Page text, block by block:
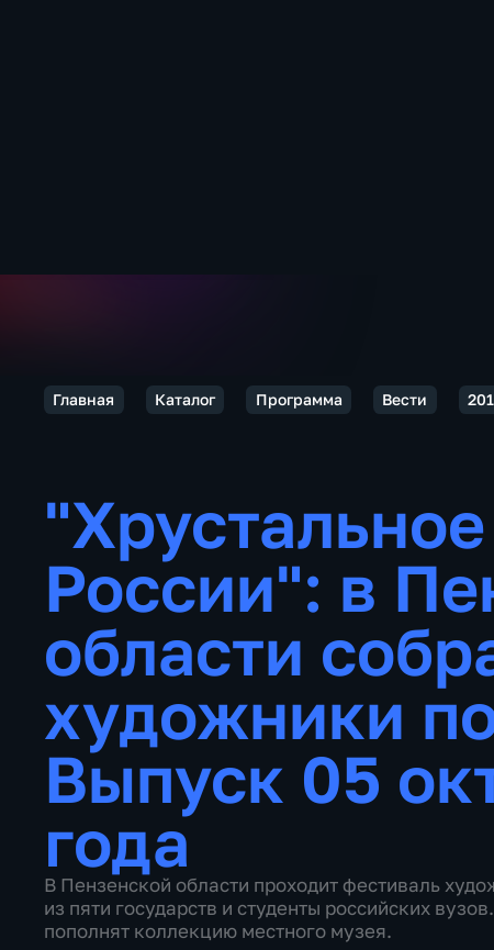
Главная Каталог Программа Вести
России": в
области
художники
Выпуск 05
года
В Пензенской области проходит фестиваль
из пяти государств и студенты российских
пополнят коллекцию местного музея.